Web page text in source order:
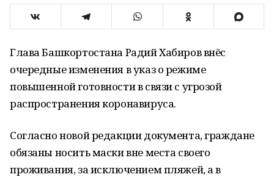
Глава Башкортостана Радий Хабиров внёс
очередные изменения в указ о режиме
повышенной готовности в связи с угрозой
распространения коронавируса.
Согласно новой редакции документа, граждане
обязаны носить маски вне места своего
проживания, за исключением пляжей, а в